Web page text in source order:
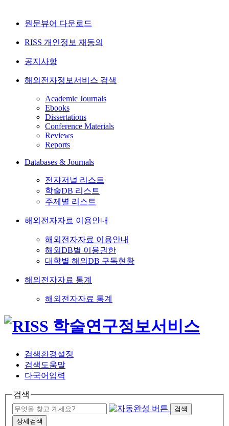
원문뷰어 다운로드
RISS 개인정보 재동의
공지사항
해외전자정보서비스 검색
Academic Journals
Ebooks
Dissertations
Conference Materials
Reviews
Reports
Databases & Journals
전자저널 리스트
학술DB 리스트
주제별 리스트
해외전자자료 이용안내
해외전자자료 이용안내
해외DB별 이용권한
대학별 해외DB 구독현황
해외전자자료 통계
해외전자자료 통계
검색환경설정
검색도움말
다국어입력
검색
검색
상세검색